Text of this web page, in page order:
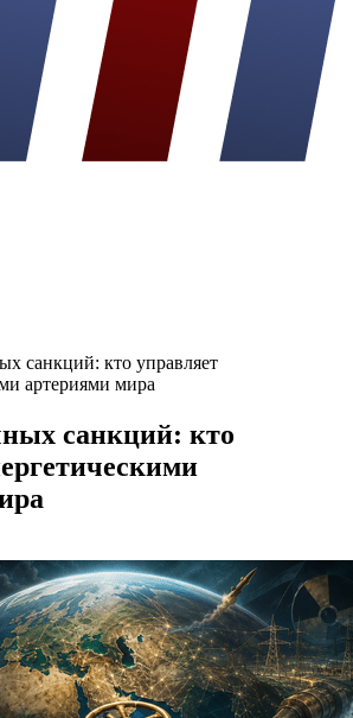
санкций: кто управляет
артериями мира
санкций: кто